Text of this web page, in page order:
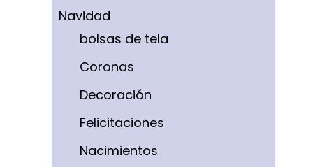
Navidad
bolsas de tela
Coronas
Decoración
Felicitaciones
Nacimientos